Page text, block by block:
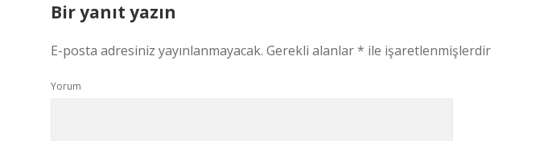
Bir yanıt yazın
E-posta adresiniz yayınlanmayacak. Gerekli alanlar* ile işaretlenmişlerdir
Yorum